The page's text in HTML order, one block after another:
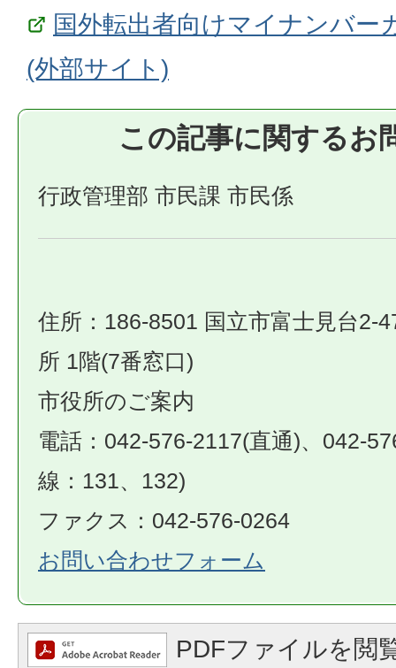
国外転出者向けマイナンバー
(外部サイト)
この記事に関するお
行政管理部 市民課 市民係
住所：186-8501 国立市富士見台2-
所 1階(7番窓口)
市役所のご案内
電話：042-576-2117(直通)、042-
線：131、132)
ファクス：042-576-0264
お問い合わせフォーム
PDFファイルを閲